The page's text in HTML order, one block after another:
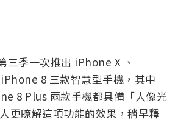
三季一次推出 iPhone X 、
8 三款智慧型手機，其中
8 Plus 兩款手機都具備「人像光
更瞭解這項功能的效果，稍早釋